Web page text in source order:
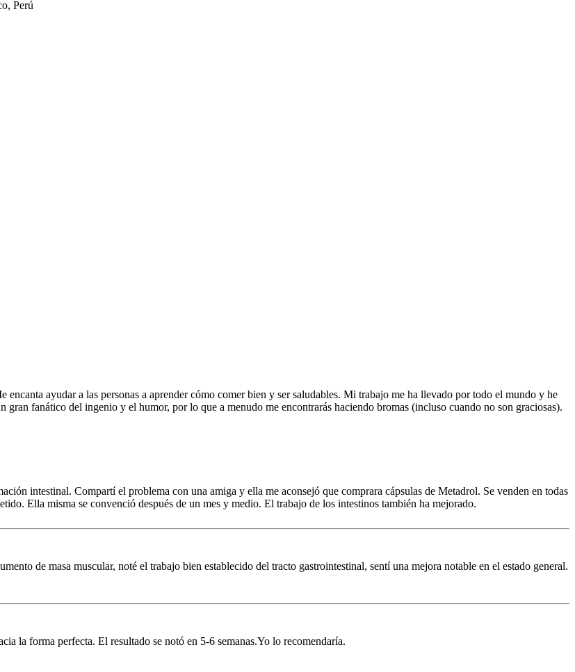
Perú
ayudar a las personas a aprender cómo comer bien y ser saludables. Mi trabajo me ha llevado por todo el mundo y he
fanático del ingenio y el humor, por lo que a menudo me encontrarás haciendo bromas (incluso cuando no son graciosas).
intestinal. Compartí el problema con una amiga y ella me aconsejó que comprara cápsulas de Metadrol. Se venden en todas
Ella misma se convenció después de un mes y medio. El trabajo de los intestinos también ha mejorado.
de masa muscular, noté el trabajo bien establecido del tracto gastrointestinal, sentí una mejora notable en el estado general.
la forma perfecta. El resultado se notó en 5-6 semanas.Yo lo recomendaría.